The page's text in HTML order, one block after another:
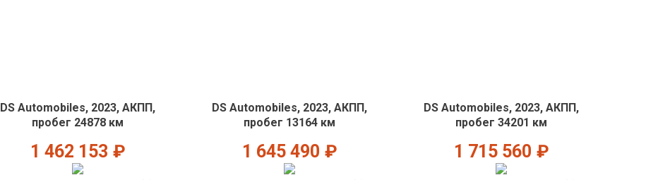
DS Automobiles, 2023, АКПП,
пробег 24878 км
1 462 153 ₽
DS Automobiles, 2023, АКПП,
пробег 13164 км
1 645 490 ₽
DS Automobiles, 2023, АКПП,
пробег 34201 км
1 715 560 ₽